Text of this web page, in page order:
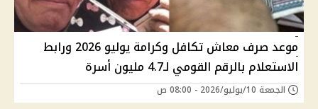
موعد صرف معاش تكافل وكرامة يوليو 2026 ورابط
الاستعلام بالرقم القومي لـ4.7 مليون أسرة
الجمعة 10/يوليو/2026 - 08:00 ص